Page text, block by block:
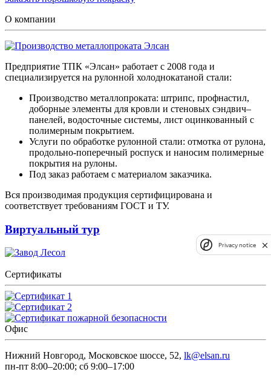
О компании
Предприятие ТПК «Элсан» работает с 2008 года и
специализируется на рулонной холоднокатаной стали:
Производство металлопроката: штрипс, профнастил,
доборные элементы для кровли и стеновых сэндвич–
панелей, водосточные системы, лист оцинкованный с
полимерным покрытием.
Услуги по обработке рулонной стали: отмотка от рулона,
продольно-поперечный роспуск и наносим полимерные
покрытия на рулоны.
Под заказ работаем с материалом заказчика.
Вся производимая продукция сертифицирована и
соответствует требованиям ГОСТ и ТУ.
Виртуальный тур
Сертификаты
Офис
Нижний Новгород, Московское шоссе, 52, lk@elsan.ru
пн-пт 8:00–20:00; сб 9:00–17:00
Privacy notice